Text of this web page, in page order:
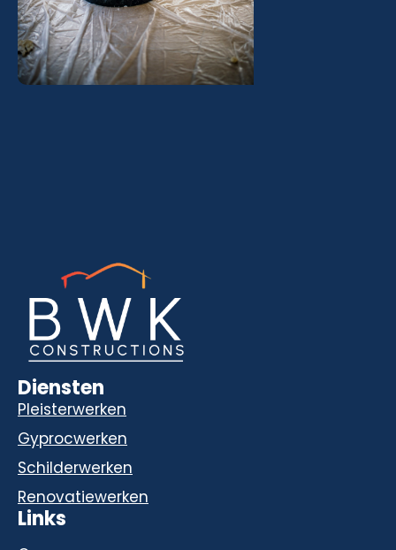
Diensten
Pleisterwerken
Gyprocwerken
Schilderwerken
Renovatiewerken
Links